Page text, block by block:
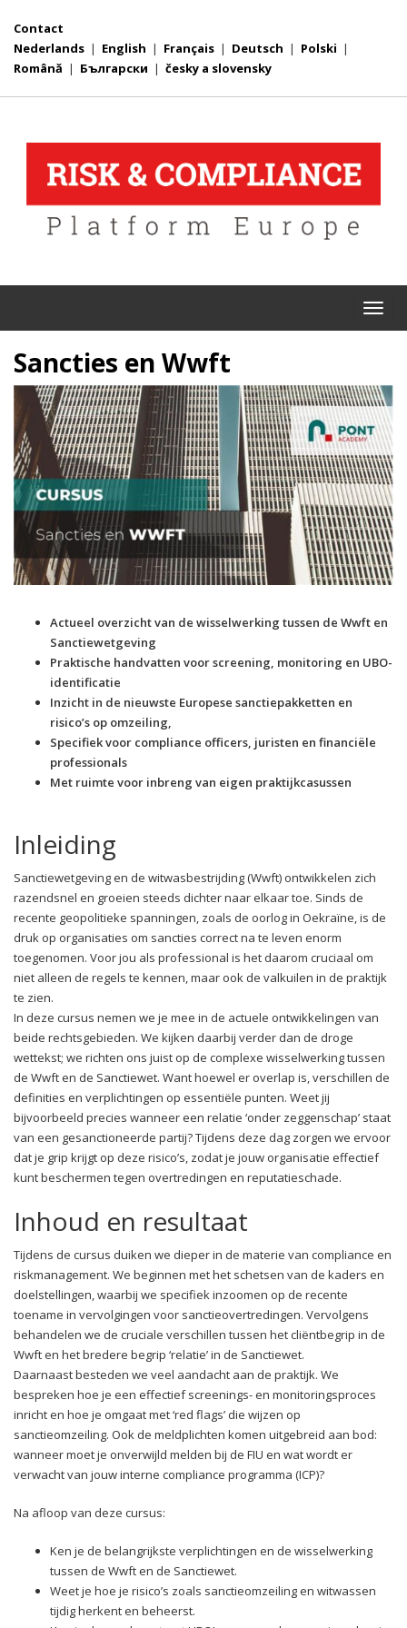
Contact
Nederlands | English | Français | Deutsch | Polski |
Română | Български | česky a slovensky
Sancties en Wwft
Actueel overzicht van de wisselwerking tussen de Wwft en
Sanctiewetgeving
Praktische handvatten voor screening, monitoring en UBO-
identificatie
Inzicht in de nieuwste Europese sanctiepakketten en
risico’s op omzeiling,
Specifiek voor compliance officers, juristen en financiële
professionals
Met ruimte voor inbreng van eigen praktijkcasussen
Inleiding
Sanctiewetgeving en de witwasbestrijding (Wwft) ontwikkelen zich
razendsnel en groeien steeds dichter naar elkaar toe. Sinds de
recente geopolitieke spanningen, zoals de oorlog in Oekraïne, is de
druk op organisaties om sancties correct na te leven enorm
toegenomen. Voor jou als professional is het daarom cruciaal om
niet alleen de regels te kennen, maar ook de valkuilen in de praktijk
te zien.
In deze cursus nemen we je mee in de actuele ontwikkelingen van
beide rechtsgebieden. We kijken daarbij verder dan de droge
wettekst; we richten ons juist op de complexe wisselwerking tussen
de Wwft en de Sanctiewet. Want hoewel er overlap is, verschillen de
definities en verplichtingen op essentiële punten. Weet jij
bijvoorbeeld precies wanneer een relatie ‘onder zeggenschap’ staat
van een gesanctioneerde partij? Tijdens deze dag zorgen we ervoor
dat je grip krijgt op deze risico’s, zodat je jouw organisatie effectief
kunt beschermen tegen overtredingen en reputatieschade.
Inhoud en resultaat
Tijdens de cursus duiken we dieper in de materie van compliance en
riskmanagement. We beginnen met het schetsen van de kaders en
doelstellingen, waarbij we specifiek inzoomen op de recente
toename in vervolgingen voor sanctieovertredingen. Vervolgens
behandelen we de cruciale verschillen tussen het cliëntbegrip in de
Wwft en het bredere begrip ‘relatie’ in de Sanctiewet.
Daarnaast besteden we veel aandacht aan de praktijk. We
bespreken hoe je een effectief screenings- en monitoringsproces
inricht en hoe je omgaat met ‘red flags’ die wijzen op
sanctieomzeiling. Ook de meldplichten komen uitgebreid aan bod:
wanneer moet je onverwijld melden bij de FIU en wat wordt er
verwacht van jouw interne compliance programma (ICP)?
Na afloop van deze cursus:
Ken je de belangrijkste verplichtingen en de wisselwerking
tussen de Wwft en de Sanctiewet.
Weet je hoe je risico’s zoals sanctieomzeiling en witwassen
tijdig herkent en beheerst.